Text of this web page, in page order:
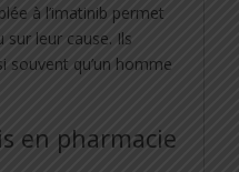
à l’imatinib permet
sur leur cause. Ils
souvent qu’un homme
en pharmacie